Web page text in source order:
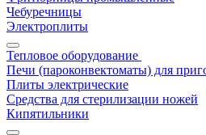
Чебуречницы
Электроплиты
Тепловое оборудование
Печи (пароконвектоматы) для
Плиты электрические
Средства для стерилизации ножей
Кипятильники